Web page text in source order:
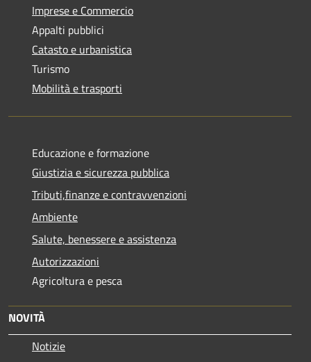
Imprese e Commercio
Appalti pubblici
Catasto e urbanistica
Turismo
Mobilità e trasporti
Educazione e formazione
Giustizia e sicurezza pubblica
Tributi,finanze e contravvenzioni
Ambiente
Salute, benessere e assistenza
Autorizzazioni
Agricoltura e pesca
NOVITÀ
Notizie